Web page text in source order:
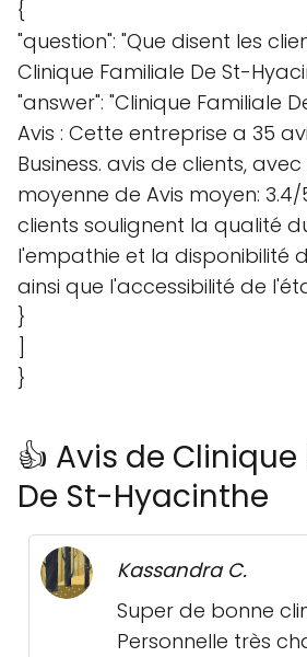
{
"question": "Que disent les
Clinique Familiale De St-
"answer": "Clinique Familiale
Avis : Cette entreprise a 35
Business. avis de clients,
moyenne de Avis moyen: 3.4/
clients soulignent la qualité
l'empathie et la disponibilité
ainsi que l'accessibilité de
}
]
}
👍 Avis de
De St-Hyacinthe
Kassandra C.
Super de bonne
Personnelle très